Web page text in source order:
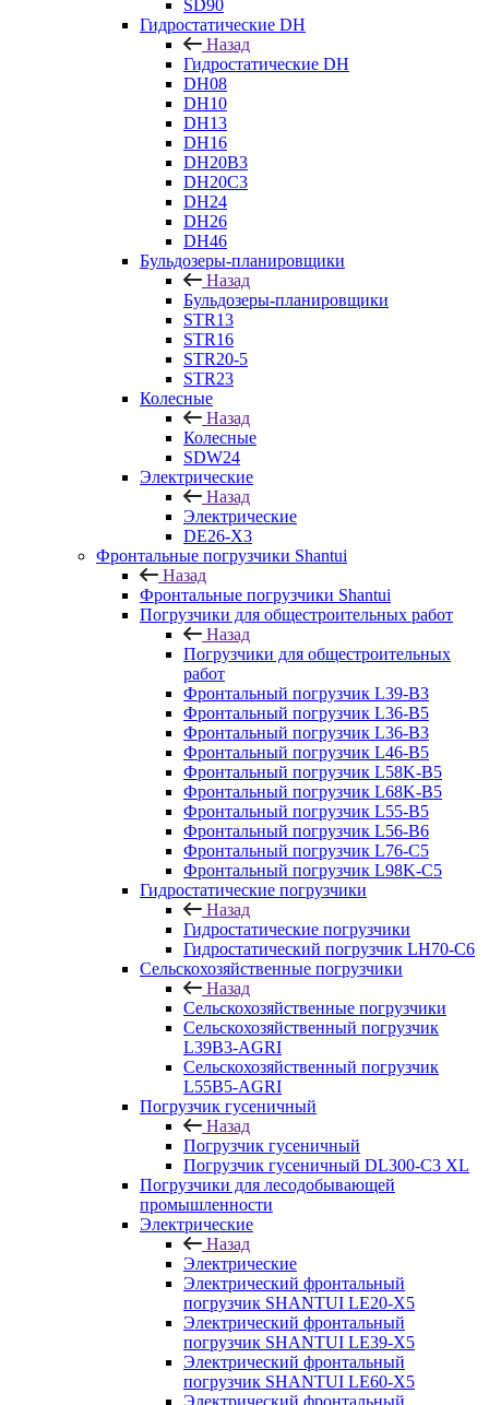
SD90
Гидростатические DH
Назад
Гидростатические DH
DH08
DH10
DH13
DH16
DH20B3
DH20C3
DH24
DH26
DH46
Бульдозеры-планировщики
Назад
Бульдозеры-планировщики
STR13
STR16
STR20-5
STR23
Колесные
Назад
Колесные
SDW24
Электрические
Назад
Электрические
DE26-X3
Фронтальные погрузчики Shantui
Назад
Фронтальные погрузчики Shantui
Погрузчики для общестроительных работ
Назад
Погрузчики для общестроительных
работ
Фронтальный погрузчик L39-B3
Фронтальный погрузчик L36-B5
Фронтальный погрузчик L36-B3
Фронтальный погрузчик L46-B5
Фронтальный погрузчик L58K-B5
Фронтальный погрузчик L68K-B5
Фронтальный погрузчик L55-B5
Фронтальный погрузчик L56-B6
Фронтальный погрузчик L76-С5
Фронтальный погрузчик L98K-C5
Гидростатические погрузчики
Назад
Гидростатические погрузчики
Гидростатический погрузчик LH70-C6
Сельскохозяйственные погрузчики
Назад
Сельскохозяйственные погрузчики
Сельскохозяйственный погрузчик
L39B3-AGRI
Сельскохозяйственный погрузчик
L55B5-AGRI
Погрузчик гусеничный
Назад
Погрузчик гусеничный
Погрузчик гусеничный DL300-C3 XL
Погрузчики для лесодобывающей
промышленности
Электрические
Назад
Электрические
Электрический фронтальный
погрузчик SHANTUI LE20-X5
Электрический фронтальный
погрузчик SHANTUI LE39-X5
Электрический фронтальный
погрузчик SHANTUI LE60-X5
Электрический фронтальный